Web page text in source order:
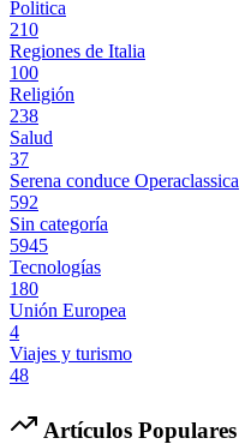
Politica
210
Regiones de Italia
100
Religión
238
Salud
37
Serena conduce Operaclassica
592
Sin categoría
5945
Tecnologías
180
Unión Europea
4
Viajes y turismo
48
Artículos Populares